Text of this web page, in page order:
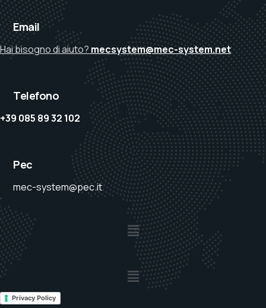
Email
Hai bisogno di aiuto? mecsystem@mec-system.net
Telefono
+39 085 89 32 102
Pec
mec-system@pec.it
Privacy Policy